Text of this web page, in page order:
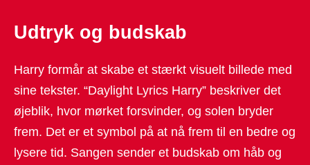
Udtryk og budskab
Harry formår at skabe et stærkt visuelt billede med
sine tekster. “Daylight Lyrics Harry” beskriver det
øjeblik, hvor mørket forsvinder, og solen bryder
frem. Det er et symbol på at nå frem til en bedre og
lysere tid. Sangen sender et budskab om håb og